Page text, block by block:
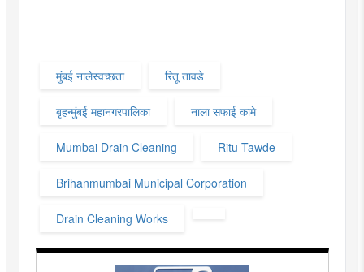
मुंबई नालेस्वच्छता रितू तावडे
बृहन्मुंबई महानगरपालिका नाला सफाई कामे
Mumbai Drain Cleaning Ritu Tawde
Brihanmumbai Municipal Corporation
Drain Cleaning Works